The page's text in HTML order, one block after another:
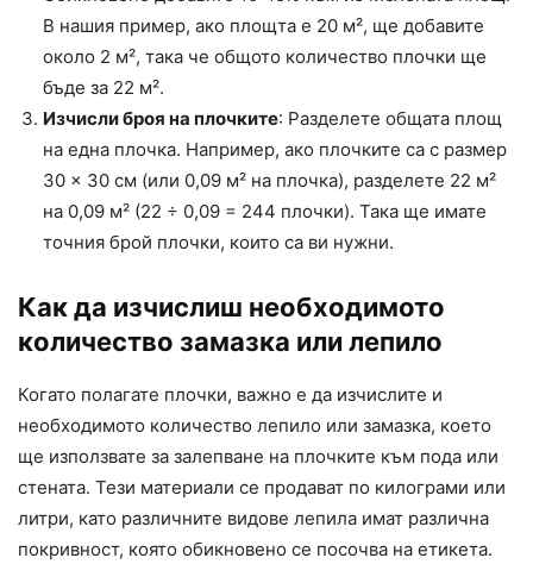
В нашия пример, ако площта е 20 м², ще добавите
около 2 м², така че общото количество плочки ще
бъде за 22 м².
Изчисли броя на плочките: Разделете общата площ
на една плочка. Например, ако плочките са с размер
30 × 30 см (или 0,09 м² на плочка), разделете 22 м²
на 0,09 м² (22 ÷ 0,09 = 244 плочки). Така ще имате
точния брой плочки, които са ви нужни.
Как да изчислиш необходимото
количество замазка или лепило
Когато полагате плочки, важно е да изчислите и
необходимото количество лепило или замазка, което
ще използвате за залепване на плочките към пода или
стената. Тези материали се продават по килограми или
литри, като различните видове лепила имат различна
покривност, която обикновено се посочва на етикета.